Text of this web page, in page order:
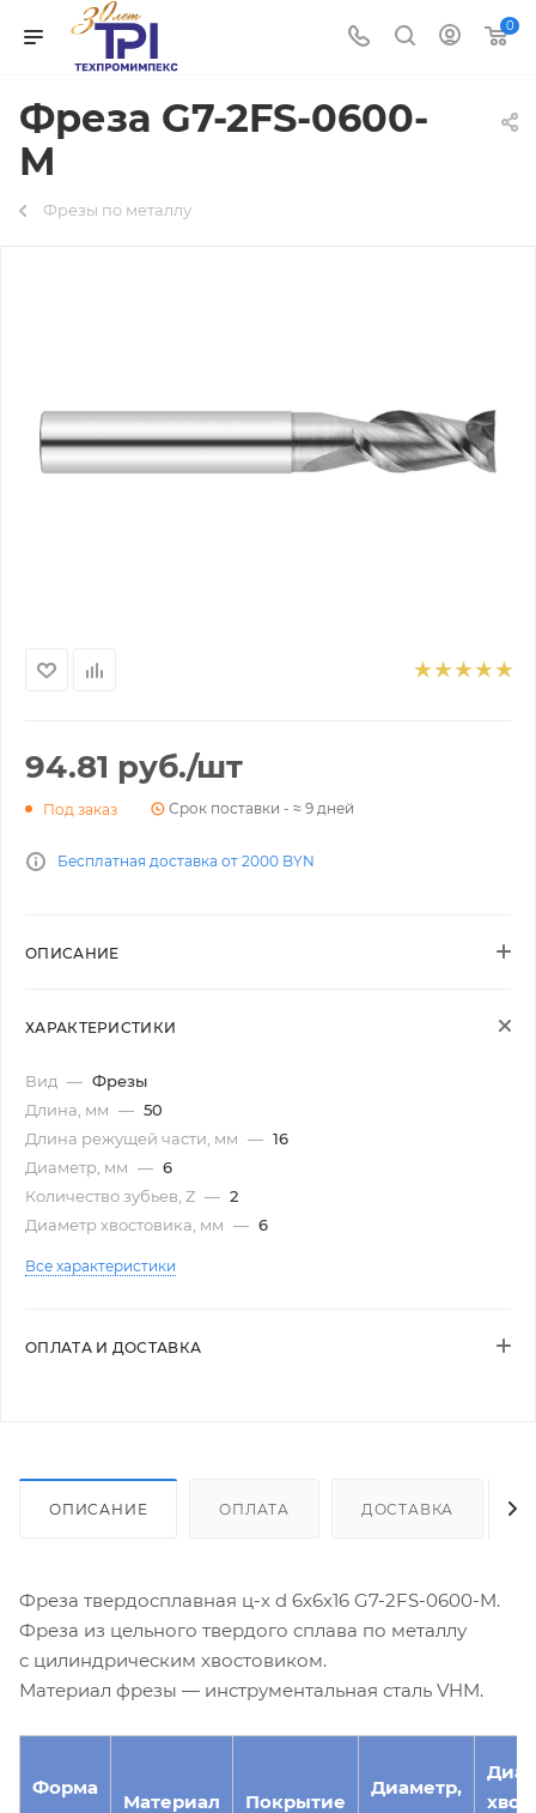
0
Фреза G7-2FS-0600-
M
Фрезы по металлу
94.81 руб./шт
Под заказ Срок поставки - ≈ 9 дней
Бесплатная доставка от 2000 BYN
ОПИСАНИЕ
ХАРАКТЕРИСТИКИ
Вид — Фрезы
Длина, мм — 50
Длина режущей части, мм — 16
Диаметр, мм — 6
Количество зубьев, Z — 2
Диаметр хвостовика, мм — 6
Все характеристики
ОПЛАТА И ДОСТАВКА
ОПИСАНИЕ ОПЛАТА ДОСТАВКА
Фреза твердосплавная ц-х d 6х6х16 G7-2FS-0600-M.
Фреза из цельного твердого сплава по металлу
с цилиндрическим хвостовиком.
Материал фрезы — инструментальная сталь VHM.
Форма
Материал Покрытие
Диаметр,